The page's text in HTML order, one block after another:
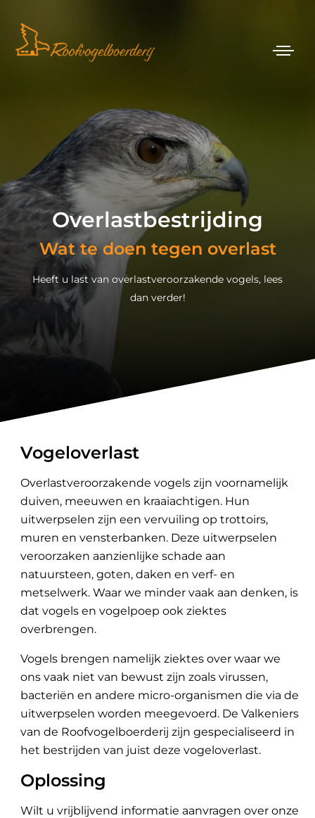
Overlastbestrijding
Wat te doen tegen overlast
Heeft u last van overlastveroorzakende vogels, lees
dan verder!
Vogeloverlast
Overlastveroorzakende vogels zijn voornamelijk
duiven, meeuwen en kraaiachtigen. Hun
uitwerpselen zijn een vervuiling op trottoirs,
muren en vensterbanken. Deze uitwerpselen
veroorzaken aanzienlijke schade aan
natuursteen, goten, daken en verf- en
metselwerk. Waar we minder vaak aan denken, is
dat vogels en vogelpoep ook ziektes
overbrengen.
Vogels brengen namelijk ziektes over waar we
ons vaak niet van bewust zijn zoals virussen,
bacteriën en andere micro-organismen die via de
uitwerpselen worden meegevoerd. De Valkeniers
van de Roofvogelboerderij zijn gespecialiseerd in
het bestrijden van juist deze vogeloverlast.
Oplossing
Wilt u vrijblijvend informatie aanvragen over onze